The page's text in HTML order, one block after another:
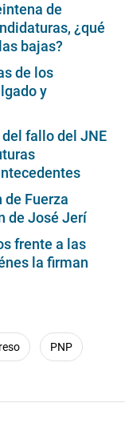
de
¿qué
bajas?
de los
y
fallo del JNE
Fuerza
de José Jerí
frente a las
la firman
PNP